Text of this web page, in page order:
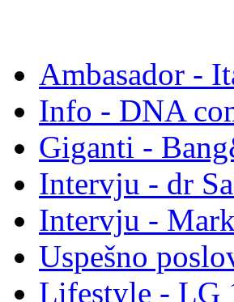
Ambasador -
Info - DNA
Giganti -
Intervju - dr
Intervju -
Uspešno
Lifestyle - LG